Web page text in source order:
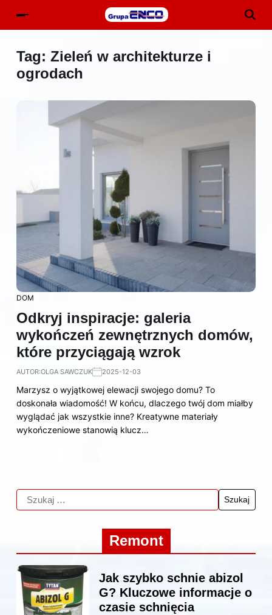
Tag: Zieleń w architekturze i
ogrodach
DOM
Odkryj inspiracje: galeria
wykończeń zewnętrznych domów,
które przyciągają wzrok
AUTOR:OLGA SAWCZUK 2025-12-03
Marzysz o wyjątkowej elewacji swojego domu? To
doskonała wiadomość! W końcu, dlaczego twój dom miałby
wyglądać jak wszystkie inne? Kreatywne materiały
wykończeniowe stanowią klucz…
Remont
Jak szybko schnie abizol
G? Kluczowe informacje o
czasie schnięcia